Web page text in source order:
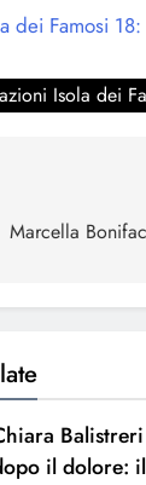
dei Famosi
Isola dei
Marcella
il dolore: